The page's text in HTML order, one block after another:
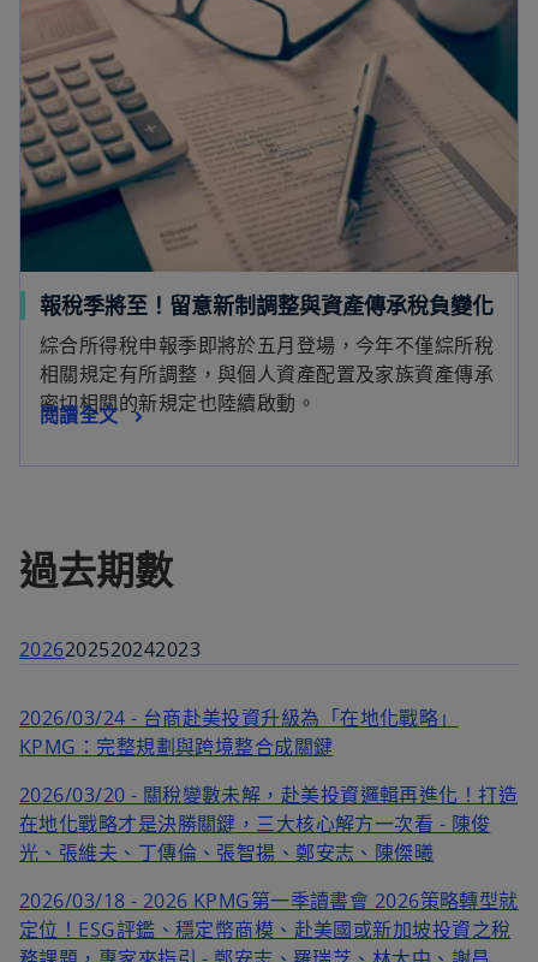
啟
中
開
啟
報稅季將至！留意新制調整與資產傳承稅負變化在
籤
綜合所得稅申報季即將於五月登場，今年不僅綜所稅
相關規定有所調整，與個人資產配置及家族資產傳承
密切相關的新規定也陸續啟動。
閱讀全文
在
標
開
啟
過去期數
2026202520242023
2026/03/24 - 台商赴美投資升級為「在地化戰略」
KPMG：完整規劃與跨境整合成關鍵
2026/03/20 - 關稅變數未解，赴美投資邏輯再進化！打造
在地化戰略才是決勝關鍵，三大核心解方一次看 - 陳俊
光、張維夫、丁傳倫、張智揚、鄭安志、陳傑曦
2026/03/18 - 2026 KPMG第一季讀書會 2026策略轉型就
定位！ESG評鑑、穩定幣商模、赴美國或新加坡投資之稅